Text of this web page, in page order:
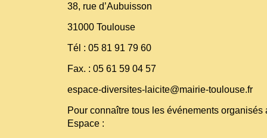
38, rue d’Aubuisson
31000 Toulouse
Tél : 05 81 91 79 60
Fax. : 05 61 59 04 57
espace-diversites-laicite@mairie-toulouse.fr
Pour connaître tous les événements organisés
Espace :